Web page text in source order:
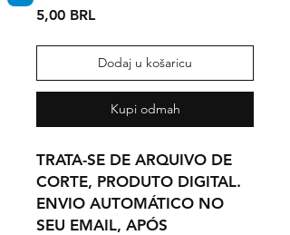
5,00 BRLCijena
Dodaj u košaricu
Kupi odmah
TRATA-SE DE ARQUIVO DE
CORTE, PRODUTO DIGITAL.
ENVIO AUTOMÁTICO NO
SEU EMAIL, APÓS